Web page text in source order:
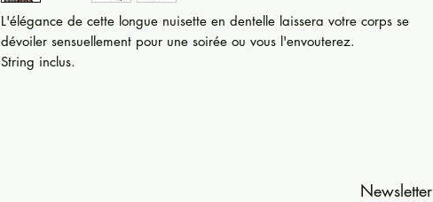
L'élégance de cette longue nuisette en dentelle laissera votre corps se
dévoiler sensuellement pour une soirée ou vous l'envouterez.
String inclus.
Newsletter